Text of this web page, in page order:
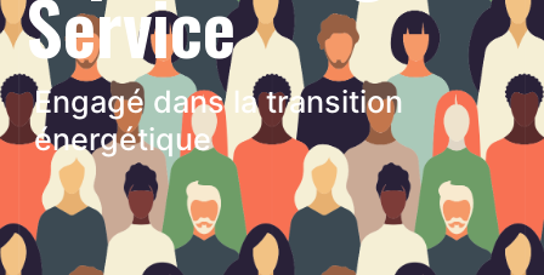
Service
Engagé dans la transition
énergétique